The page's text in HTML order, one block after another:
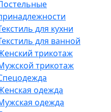
для кухни
для ванной
трикотаж
трикотаж
одежда
одежда